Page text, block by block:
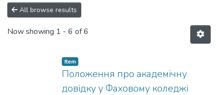
All browse results
Now showing 1 - 6 of 6
Item
Положення про академічну
довідку у Фаховому коледжі